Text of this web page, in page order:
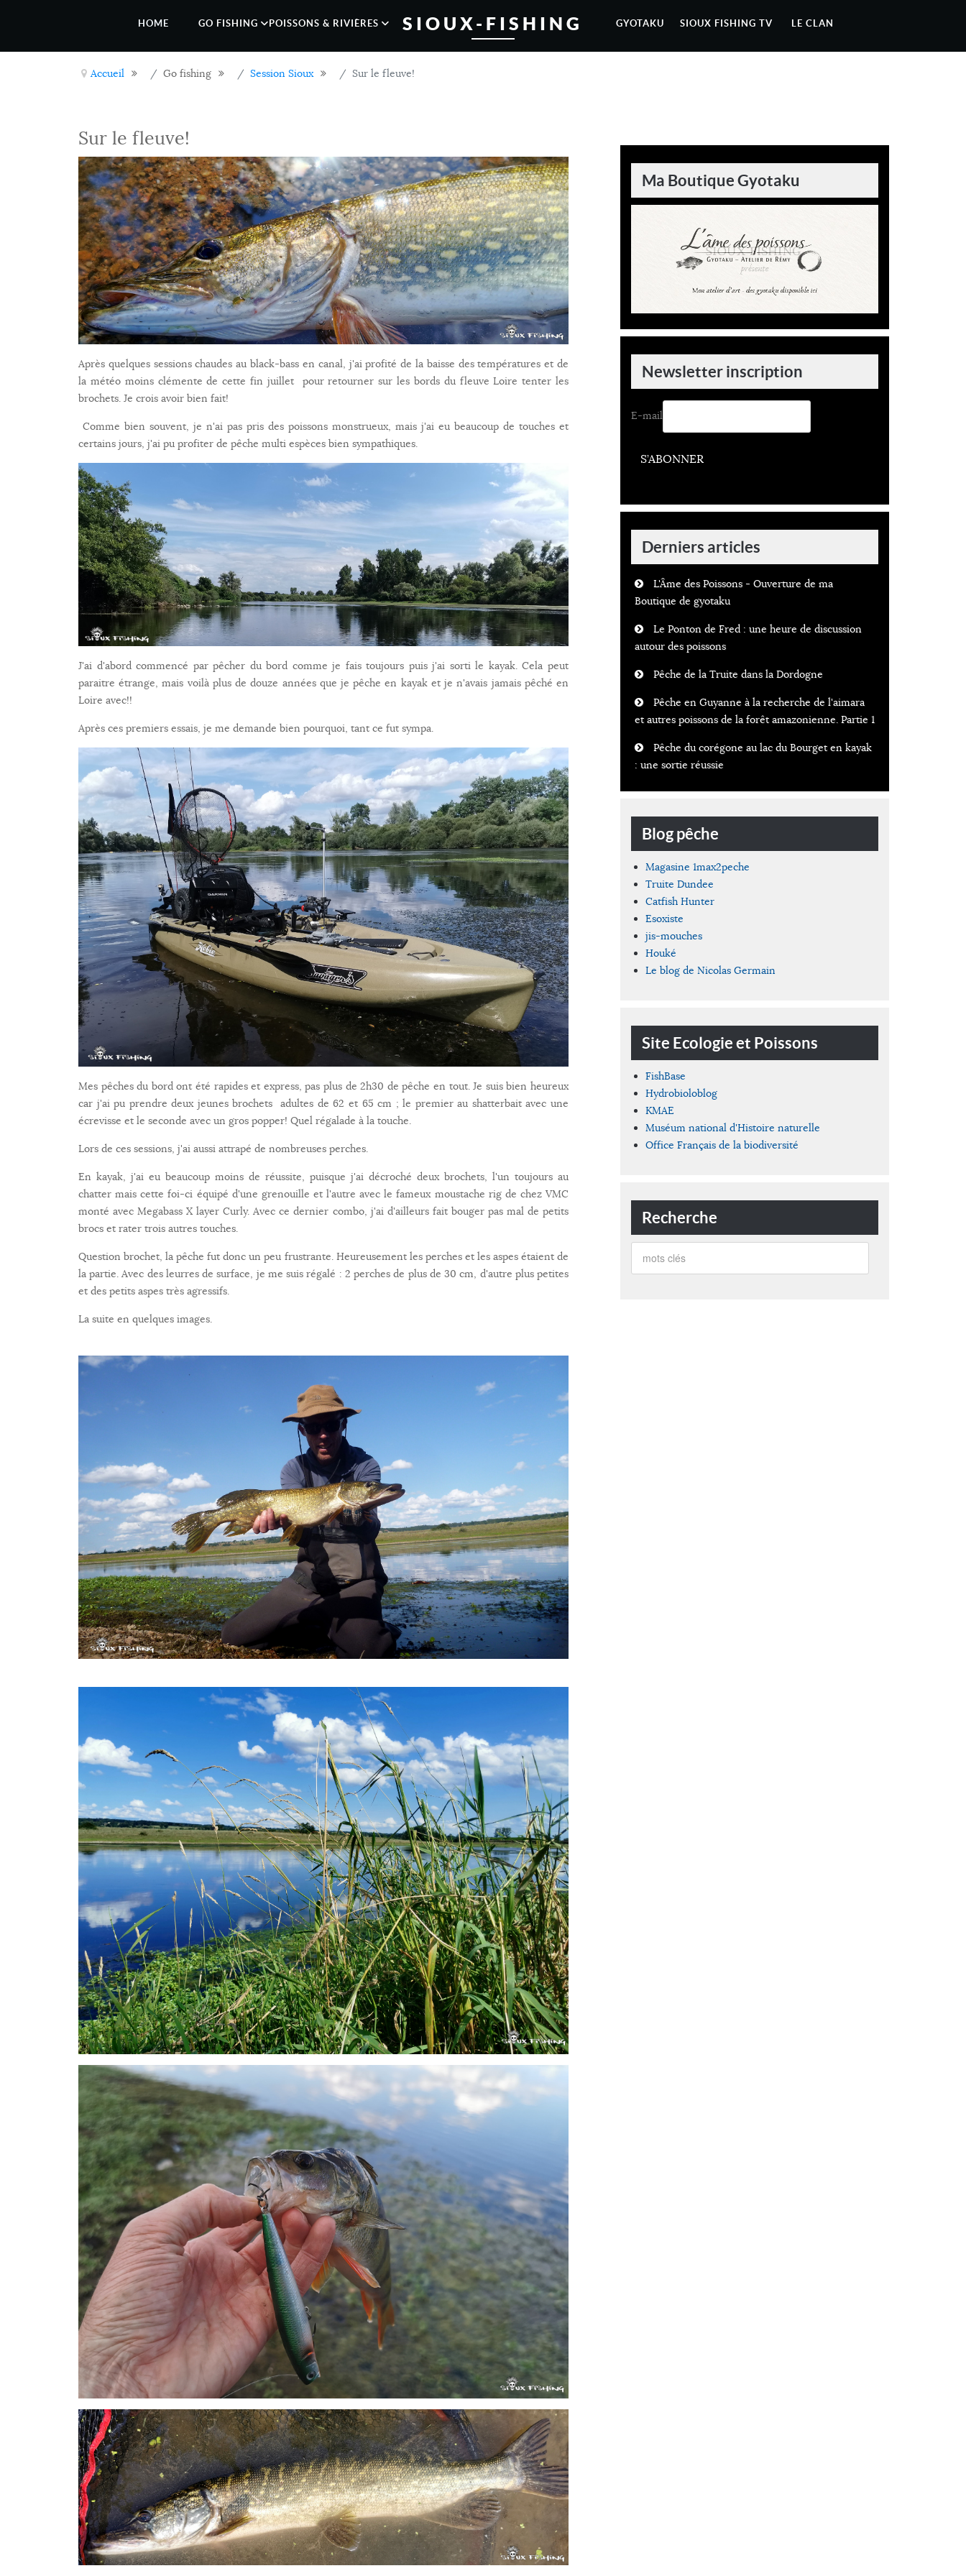
HOME GO FISHING POISSONS & RIVIÈRES SIOUX-FISHING GYOTAKU SIOUX FISHING TV LE CLAN
Accueil Go fishing Session Sioux Sur le fleuve!
Sur le fleuve!
Après quelques sessions chaudes au black-bass en canal, j'ai profité de la baisse des températures et de
la météo moins clémente de cette fin juillet pour retourner sur les bords du fleuve Loire tenter les
brochets. Je crois avoir bien fait!
Comme bien souvent, je n'ai pas pris des poissons monstrueux, mais j'ai eu beaucoup de touches et
certains jours, j'ai pu profiter de pêche multi espèces bien sympathiques.
J'ai d'abord commencé par pêcher du bord comme je fais toujours puis j'ai sorti le kayak. Cela peut
paraitre étrange, mais voilà plus de douze années que je pêche en kayak et je n'avais jamais pêché en
Loire avec!!
Après ces premiers essais, je me demande bien pourquoi, tant ce fut sympa.
Mes pêches du bord ont été rapides et express, pas plus de 2h30 de pêche en tout. Je suis bien heureux
car j'ai pu prendre deux jeunes brochets adultes de 62 et 65 cm ; le premier au shatterbait avec une
écrevisse et le seconde avec un gros popper! Quel régalade à la touche.
Lors de ces sessions, j'ai aussi attrapé de nombreuses perches.
En kayak, j'ai eu beaucoup moins de réussite, puisque j'ai décroché deux brochets, l'un toujours au
chatter mais cette foi-ci équipé d'une grenouille et l'autre avec le fameux moustache rig de chez VMC
monté avec Megabass X layer Curly. Avec ce dernier combo, j'ai d'ailleurs fait bouger pas mal de petits
brocs et rater trois autres touches.
Question brochet, la pêche fut donc un peu frustrante. Heureusement les perches et les aspes étaient de
la partie. Avec des leurres de surface, je me suis régalé : 2 perches de plus de 30 cm, d'autre plus petites
et des petits aspes très agressifs.
La suite en quelques images.
Ma Boutique Gyotaku
Newsletter inscription
E-mail
S’ABONNER
Derniers articles
L'Âme des Poissons - Ouverture de ma
Boutique de gyotaku
Le Ponton de Fred : une heure de discussion
autour des poissons
Pêche de la Truite dans la Dordogne
Pêche en Guyanne à la recherche de l'aimara
et autres poissons de la forêt amazonienne. Partie 1
Pêche du corégone au lac du Bourget en kayak
: une sortie réussie
Blog pêche
Magasine 1max2peche
Truite Dundee
Catfish Hunter
Esoxiste
jis-mouches
Houké
Le blog de Nicolas Germain
Site Ecologie et Poissons
FishBase
Hydrobioloblog
KMAE
Muséum national d'Histoire naturelle
Office Français de la biodiversité
Recherche